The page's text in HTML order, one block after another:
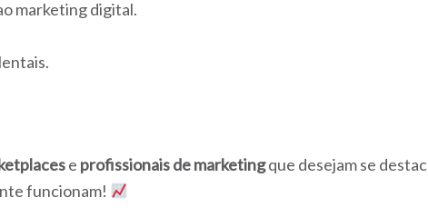
marketing digital.
e profissionais de marketingque desejam se
funcionam!